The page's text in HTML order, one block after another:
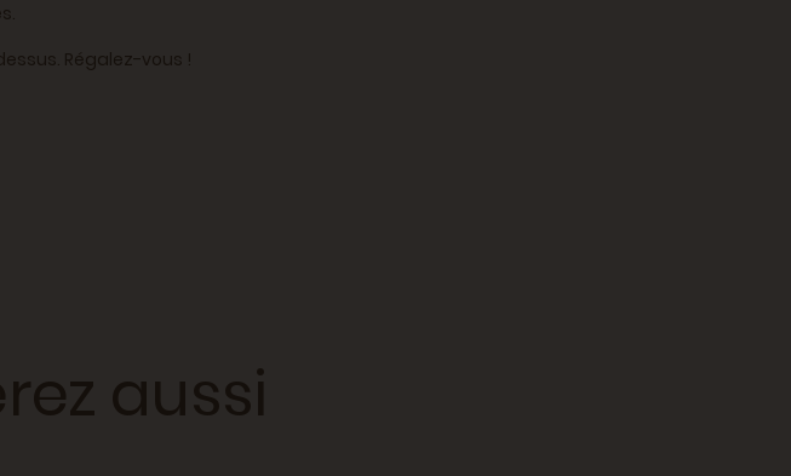
Régalez-vous !
aussi